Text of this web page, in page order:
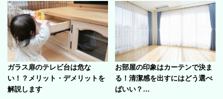
ガラス扉のテレビ台は危な
い！？メリット・デメリットを
解説します
お部屋の印象はカーテンで決ま
る！清潔感を出すにはどう選べ
ばいい？…